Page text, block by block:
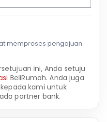
memproses pengajuan
ini, Anda setuju
BeliRumah. Anda juga
kami untuk
partner bank.